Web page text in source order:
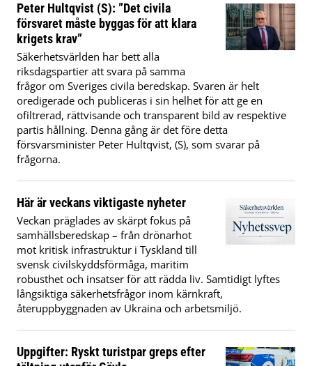
Peter Hultqvist (S): ”Det civila
försvaret måste byggas för att klara
krigets krav”
Säkerhetsvärlden har bett alla
riksdagspartier att svara på samma
frågor om Sveriges civila beredskap. Svaren är helt
oredigerade och publiceras i sin helhet för att ge en
ofiltrerad, rättvisande och transparent bild av respektive
partis hållning. Denna gång är det före detta
försvarsminister Peter Hultqvist, (S), som svarar på
frågorna.
Här är veckans viktigaste nyheter
Veckan präglades av skärpt fokus på
samhällsberedskap – från drönarhot
mot kritisk infrastruktur i Tyskland till
svensk civilskyddsförmåga, maritim
robusthet och insatser för att rädda liv. Samtidigt lyftes
långsiktiga säkerhetsfrågor inom kärnkraft,
återuppbyggnaden av Ukraina och arbetsmiljö.
Uppgifter: Ryskt turistpar greps efter